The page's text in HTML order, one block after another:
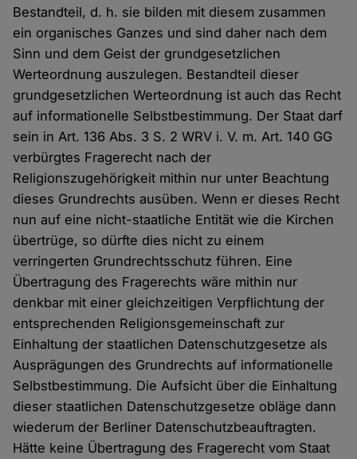
Bestandteil, d. h. sie bilden mit diesem zusammen
ein organisches Ganzes und sind daher nach dem
Sinn und dem Geist der grundgesetzlichen
Werteordnung auszulegen. Bestandteil dieser
grundgesetzlichen Werteordnung ist auch das Recht
auf informationelle Selbstbestimmung. Der Staat darf
sein in Art. 136 Abs. 3 S. 2 WRV i. V. m. Art. 140 GG
verbürgtes Fragerecht nach der
Religionszugehörigkeit mithin nur unter Beachtung
dieses Grundrechts ausüben. Wenn er dieses Recht
nun auf eine nicht-staatliche Entität wie die Kirchen
übertrüge, so dürfte dies nicht zu einem
verringerten Grundrechtsschutz führen. Eine
Übertragung des Fragerechts wäre mithin nur
denkbar mit einer gleichzeitigen Verpflichtung der
entsprechenden Religionsgemeinschaft zur
Einhaltung der staatlichen Datenschutzgesetze als
Ausprägungen des Grundrechts auf informationelle
Selbstbestimmung. Die Aufsicht über die Einhaltung
dieser staatlichen Datenschutzgesetze obläge dann
wiederum der Berliner Datenschutzbeauftragten.
Hätte keine Übertragung des Fragerecht vom Staat